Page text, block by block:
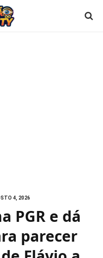
4, 2026
PGR e dá
parecer